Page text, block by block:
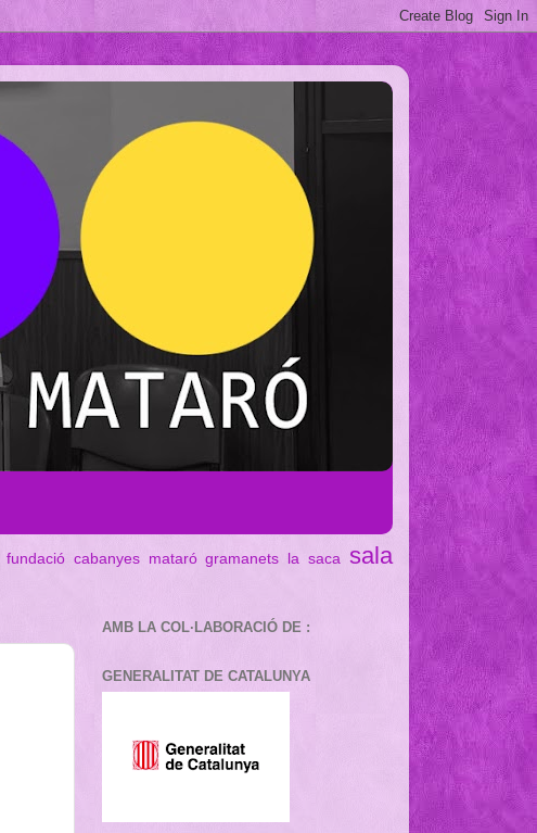
fundació cabanyes mataró gramanets la saca
sala
AMB LA COL·LABORACIÓ DE :
GENERALITAT DE CATALUNYA